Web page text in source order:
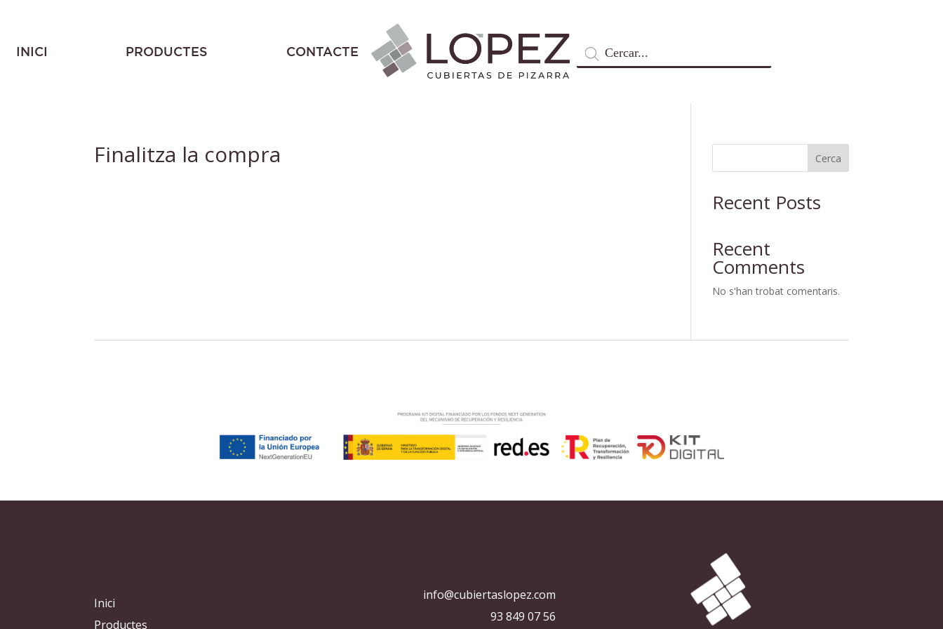
INICI PRODUCTES CONTACTE Products
search
Finalitza la compra Cerca
Recent Posts
Recent
Comments
No s'han trobat comentaris.
Inici
Productes
info@cubiertaslopez.com
93 849 07 56